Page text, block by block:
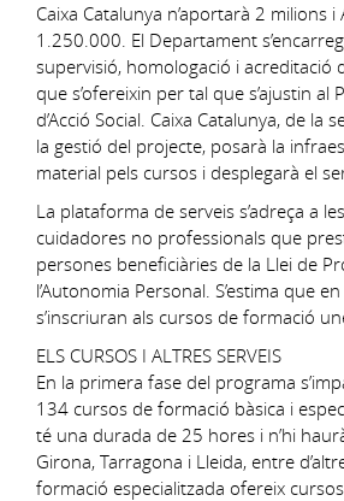
Caixa Catalunya n’aportarà 2 milions i
1.250.000. El Departament
supervisió, homologació i acreditació
que s’ofereixin per tal que s’ajustin al
d’Acció Social. Caixa Catalunya, de la
la gestió del projecte, posarà la
material pels cursos i desplegarà el
La plataforma de serveis s’adreça a
cuidadores no professionals que
persones beneficiàries de la Llei de
l’Autonomia Personal. S’estima que
s’inscriuran als cursos de formació
ELS CURSOS I ALTRES SERVEIS
En la primera fase del programa
134 cursos de formació bàsica i
té una durada de 25 hores i n’hi
Girona, Tarragona i Lleida, entre
formació especialitzada ofereix